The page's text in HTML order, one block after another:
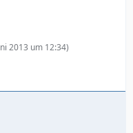
2013 um 12:34)